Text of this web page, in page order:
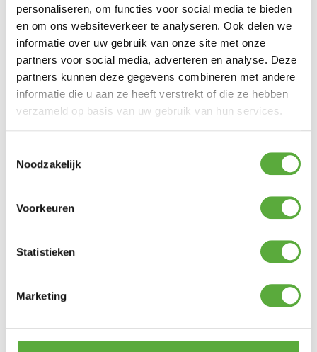
personaliseren, om functies voor social media te bieden
en om ons websiteverkeer te analyseren. Ook delen we
informatie over uw gebruik van onze site met onze
partners voor social media, adverteren en analyse. Deze
partners kunnen deze gegevens combineren met andere
informatie die u aan ze heeft verstrekt of die ze hebben
verzameld op basis van uw gebruik van hun services.
Noodzakelijk
Voorkeuren
Statistieken
Marketing